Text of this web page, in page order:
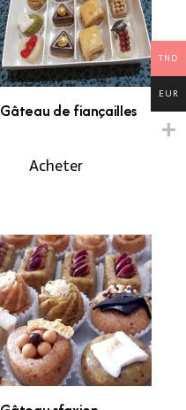
Gâteau de fiançailles
Acheter
TND
EUR